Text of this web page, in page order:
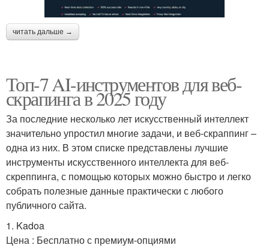
читать дальше →
Топ-7 AI-инструментов для веб-
скрапинга в 2025 году
За последние несколько лет искусственный интеллект
значительно упростил многие задачи, и веб-скраппинг –
одна из них. В этом списке представлены лучшие
инструменты искусственного интеллекта для веб-
скреппинга, с помощью которых можно быстро и легко
собрать полезные данные практически с любого
публичного сайта.
1. Kadoa
Цена : Бесплатно с премиум-опциями